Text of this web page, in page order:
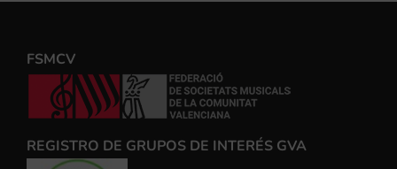
FSMCV
REGISTRO DE GRUPOS DE INTERÉS GVA